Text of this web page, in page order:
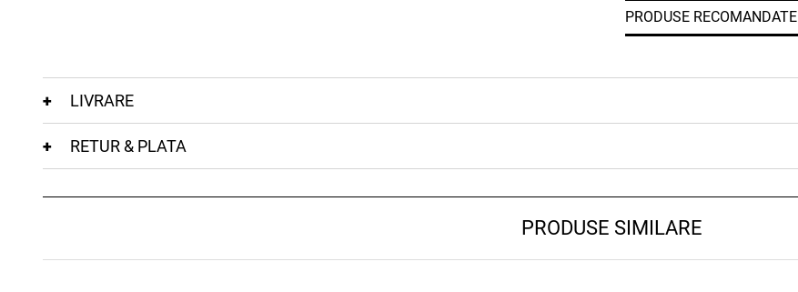
PRODUSE RECOMANDATE
LIVRARE
RETUR & PLATA
PRODUSE SIMILARE